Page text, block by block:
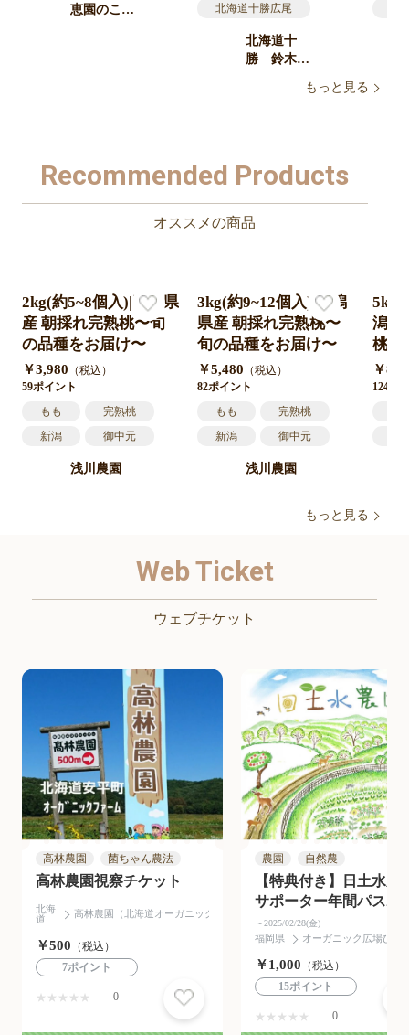
もっと見る
恵園のこだ
北海道十勝広尾
グラスフェッド放牧
牛乳ミルク
北海道十
勝 鈴木牧
一のオーガ
もっと見る
Recommended Products
オススメの商品
2kg(約5~8個入)|新潟県
産 朝採れ完熟桃〜旬
の品種をお届け〜
￥3,980 （税込）
59ポイント
もも
完熟桃
新潟
御中元
産地直送
浅川農園
3kg(約9~12個入)|新潟
県産 朝採れ完熟桃〜
旬の品種をお届け〜
￥5,480 （税込）
82ポイント
もも
完熟桃
新潟
御中元
産地直送
浅川農園
5kg(
潟県
桃〜
け〜
￥
124ポ
Web Ticket
ウェブチケット
高林農園
菌ちゃん農法
視察 見学
高林農園視察チケット
北海
道
高林農園（北海道オーガニックファーム）
￥500 （税込）
7ポイント
0
農園
自然農
オーガニック
福岡
【特典付き】日土水農
サポーター年間パスポ
ト
～2025/02/28(金)
福岡県 オーガニック広場ひふ
￥1,000 （税込）
15ポイント
0